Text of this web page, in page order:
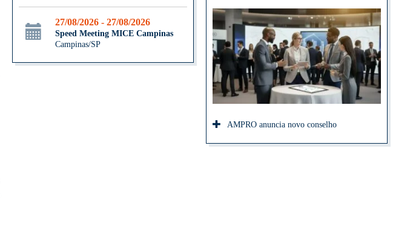
27/08/2026 - 27/08/2026
Speed Meeting MICE Campinas
Campinas/SP
AMPRO anuncia novo conselho